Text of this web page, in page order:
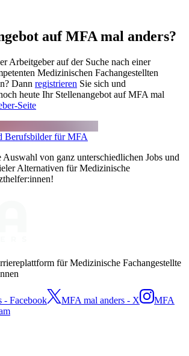
auf MFA mal anders?
Arbeitgeber auf der Suche nach einer
Medizinischen Fachangestellten
Dann registrieren Sie sich und
heute Ihr Stellenangebot auf MFA mal
Seite
Berufsbilder für MFA
von ganz unterschiedlichen Jobs und
Alternativen für Medizinische
für Medizinische Fachangestellte
- Facebook MFA mal anders - X
MFA